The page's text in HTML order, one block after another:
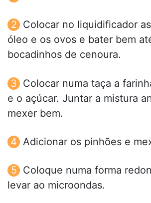
Colocar no liquidificador
óleo e os ovos e bater bem
bocadinhos de cenoura.
Colocar numa taça a
e o açúcar. Juntar a mistura
mexer bem.
Adicionar os pinhões e
Coloque numa forma
levar ao microondas.